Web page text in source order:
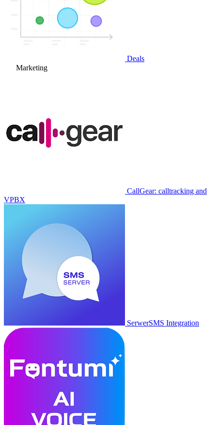
Deals
Marketing
CallGear: calltracking and
VPBX
SerwerSMS Integration